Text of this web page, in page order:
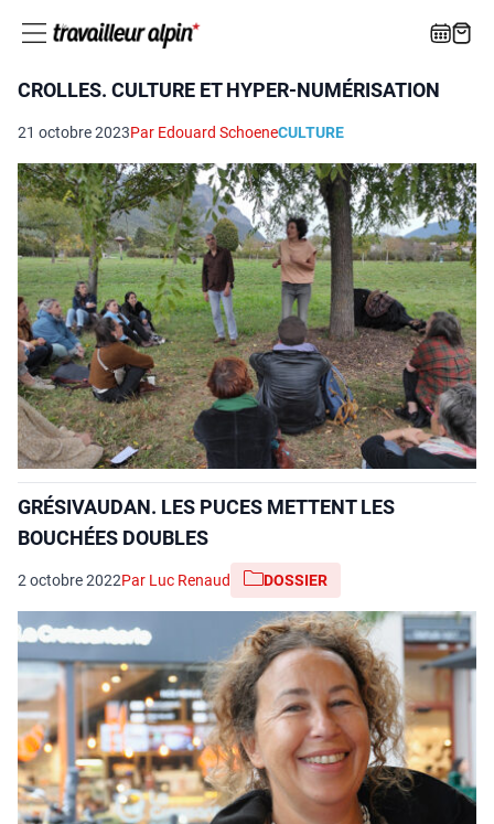
CROLLES. CULTURE ET HYPER-NUMÉRISATION
21 octobre 2023Par Edouard SchoeneCULTURE
GRÉSIVAUDAN. LES PUCES METTENT LES
BOUCHÉES DOUBLES
2 octobre 2022Par Luc Renaud DOSSIER